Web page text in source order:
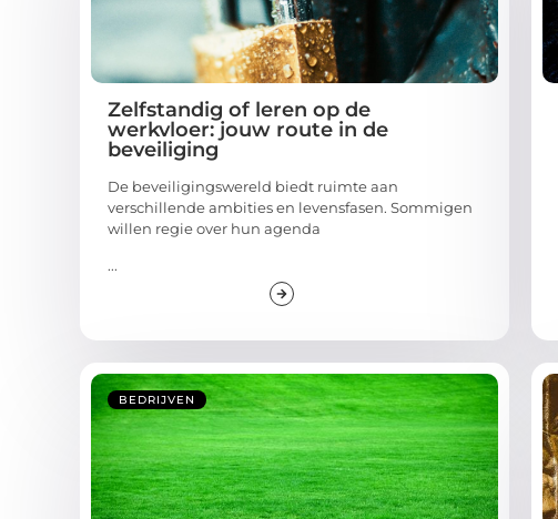
Zelfstandig of leren op de
werkvloer: jouw route in de
beveiliging
De beveiligingswereld biedt ruimte aan
verschillende ambities en levensfasen. Sommigen
willen regie over hun agenda
...
BEDRIJVEN